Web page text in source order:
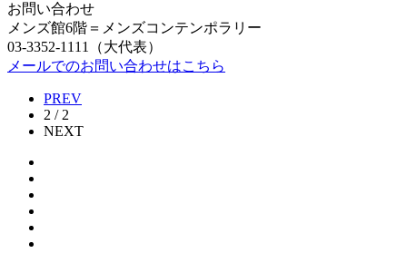
お問い合わせ
メンズ館6階＝メンズコンテンポラリー
03-3352-1111（大代表）
メールでのお問い合わせはこちら
PREV
2 / 2
NEXT